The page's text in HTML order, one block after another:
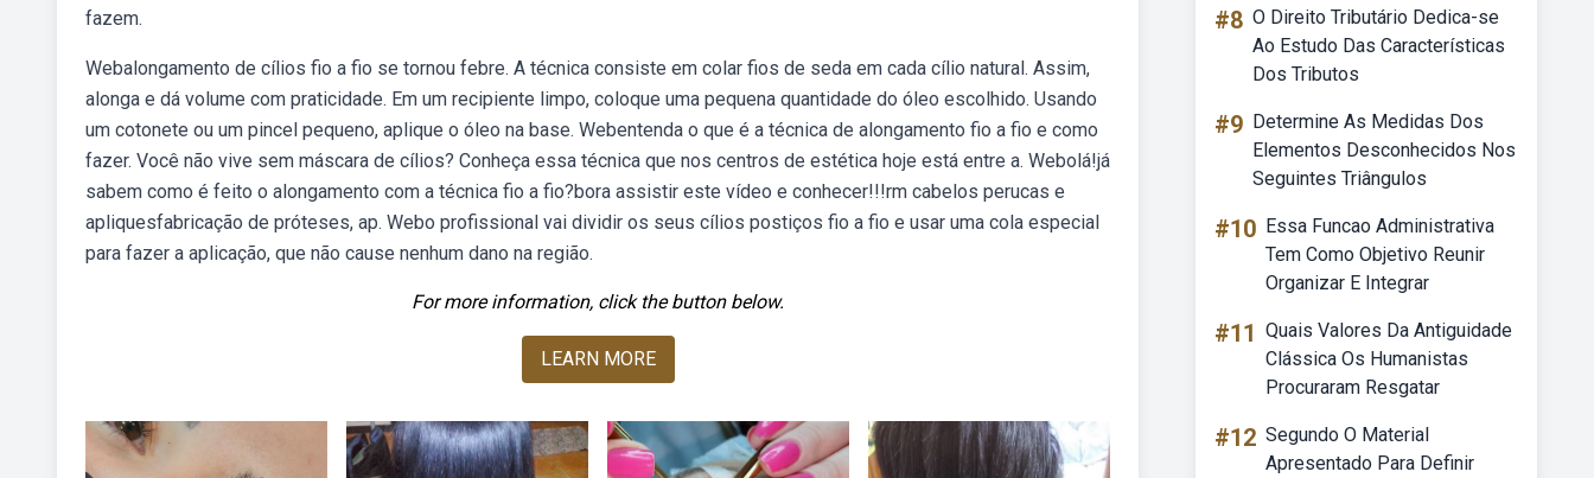
fazem.
Webalongamento de cílios fio a fio se tornou febre. A técnica consiste em colar fios de seda em cada cílio natural. Assim,
alonga e dá volume com praticidade. Em um recipiente limpo, coloque uma pequena quantidade do óleo escolhido. Usando
um cotonete ou um pincel pequeno, aplique o óleo na base. Webentenda o que é a técnica de alongamento fio a fio e como
fazer. Você não vive sem máscara de cílios? Conheça essa técnica que nos centros de estética hoje está entre a. Webolá!já
sabem como é feito o alongamento com a técnica fio a fio?bora assistir este vídeo e conhecer!!!rm cabelos perucas e
apliquesfabricação de próteses, ap. Webo profissional vai dividir os seus cílios postiços fio a fio e usar uma cola especial
para fazer a aplicação, que não cause nenhum dano na região.
For more information, click the button below.
LEARN MORE
#8 O Direito Tributário Dedica-se
Ao Estudo Das Características
Dos Tributos
#9 Determine As Medidas Dos
Elementos Desconhecidos Nos
Seguintes Triângulos
#10 Essa Funcao Administrativa
Tem Como Objetivo Reunir
Organizar E Integrar
#11 Quais Valores Da Antiguidade
Clássica Os Humanistas
Procuraram Resgatar
#12 Segundo O Material
Apresentado Para Definir